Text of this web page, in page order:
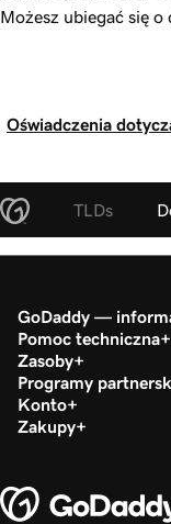
Możesz ubiegać się
Oświadczenia
TLDs
GoDaddy —
Pomoc techniczna
Zasoby
Programy
Konto
Zakupy